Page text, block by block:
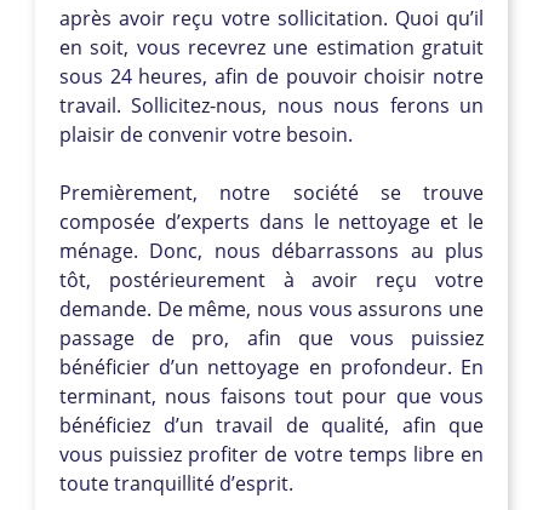
après avoir reçu votre sollicitation. Quoi qu’il
en soit, vous recevrez une estimation gratuit
sous 24 heures, afin de pouvoir choisir notre
travail. Sollicitez-nous, nous nous ferons un
plaisir de convenir votre besoin.
Premièrement, notre société se trouve
composée d’experts dans le nettoyage et le
ménage. Donc, nous débarrassons au plus
tôt, postérieurement à avoir reçu votre
demande. De même, nous vous assurons une
passage de pro, afin que vous puissiez
bénéficier d’un nettoyage en profondeur. En
terminant, nous faisons tout pour que vous
bénéficiez d’un travail de qualité, afin que
vous puissiez profiter de votre temps libre en
toute tranquillité d’esprit.